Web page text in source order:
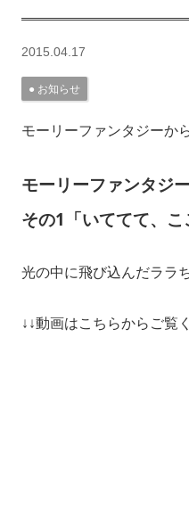
2015.04.17
お知らせ
モーリーファンタジーか
モーリーファンタジ
その1「いててて、
光の中に飛び込んだララ
↓↓動画はこちらからご覧